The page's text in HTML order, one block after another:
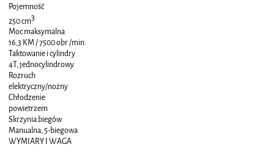
Pojemność
250 cm3
Moc maksymalna
16,3 KM / 7500 obr./min.
Taktowanie i cylindry
4T, jednocylindrowy
Rozruch
elektryczny/nożny
Chłodzenie
powietrzem
Skrzynia biegów
Manualna, 5-biegowa
WYMIARY I WAGA